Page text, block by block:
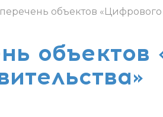
объектов «Цифрового
объектов